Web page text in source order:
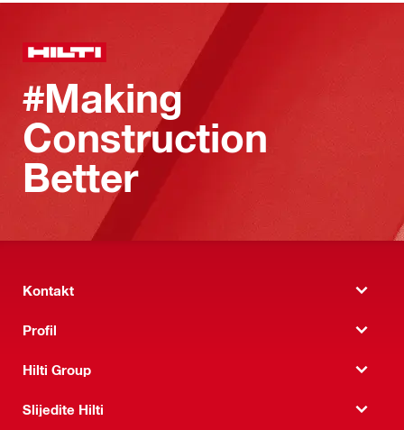
#Making
Construction
Better
Kontakt
Profil
Hilti Group
Slijedite Hilti